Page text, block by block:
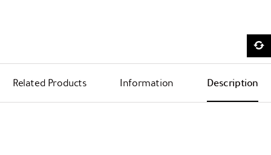
Description
Information
Related Products